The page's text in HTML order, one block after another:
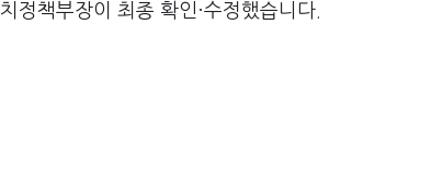
정책부장이 최종 확인·수정했습니다.